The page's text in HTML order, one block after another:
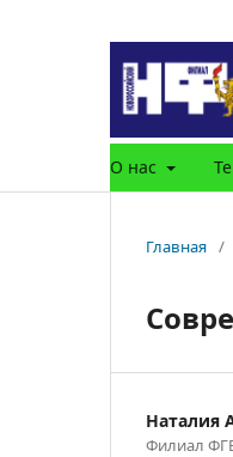
О нас
Главная /
Наталия
Филиал